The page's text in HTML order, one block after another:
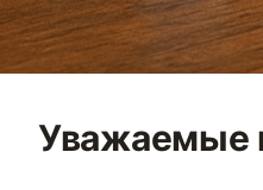
Уважаемые